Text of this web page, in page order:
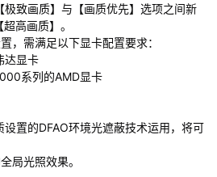
致画质】与【画质优先】选项之间新
高画质】。
，需满足以下显卡配置要求：
显卡
系列的AMD显卡
置的DFAO环境光遮蔽技术运用，将可
局光照效果。